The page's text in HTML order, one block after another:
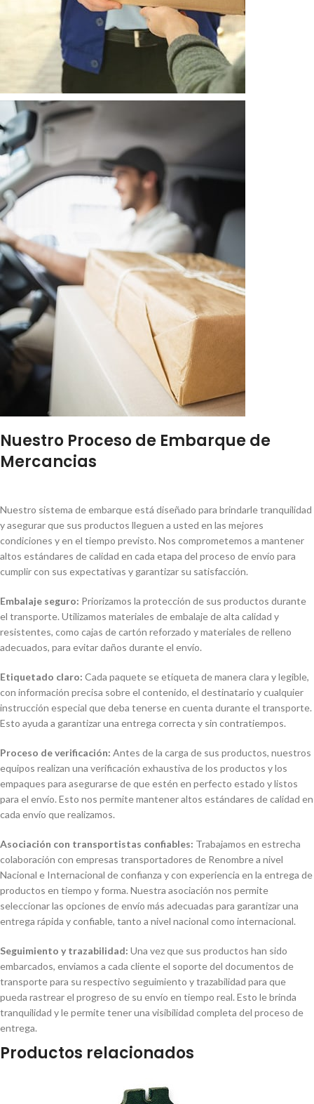
Nuestro Proceso de Embarque de
Mercancias
Nuestro sistema de embarque está diseñado para brindarle tranquilidad
y asegurar que sus productos lleguen a usted en las mejores
condiciones y en el tiempo previsto. Nos comprometemos a mantener
altos estándares de calidad en cada etapa del proceso de envío para
cumplir con sus expectativas y garantizar su satisfacción.
Embalaje seguro: Priorizamos la protección de sus productos durante
el transporte. Utilizamos materiales de embalaje de alta calidad y
resistentes, como cajas de cartón reforzado y materiales de relleno
adecuados, para evitar daños durante el envío.
Etiquetado claro: Cada paquete se etiqueta de manera clara y legible,
con información precisa sobre el contenido, el destinatario y cualquier
instrucción especial que deba tenerse en cuenta durante el transporte.
Esto ayuda a garantizar una entrega correcta y sin contratiempos.
Proceso de verificación: Antes de la carga de sus productos, nuestros
equipos realizan una verificación exhaustiva de los productos y los
empaques para asegurarse de que estén en perfecto estado y listos
para el envío. Esto nos permite mantener altos estándares de calidad en
cada envío que realizamos.
Asociación con transportistas confiables: Trabajamos en estrecha
colaboración con empresas transportadores de Renombre a nivel
Nacional e Internacional de confianza y con experiencia en la entrega de
productos en tiempo y forma. Nuestra asociación nos permite
seleccionar las opciones de envío más adecuadas para garantizar una
entrega rápida y confiable, tanto a nivel nacional como internacional.
Seguimiento y trazabilidad: Una vez que sus productos han sido
embarcados, enviamos a cada cliente el soporte del documentos de
transporte para su respectivo seguimiento y trazabilidad para que
pueda rastrear el progreso de su envío en tiempo real. Esto le brinda
tranquilidad y le permite tener una visibilidad completa del proceso de
entrega.
Productos relacionados